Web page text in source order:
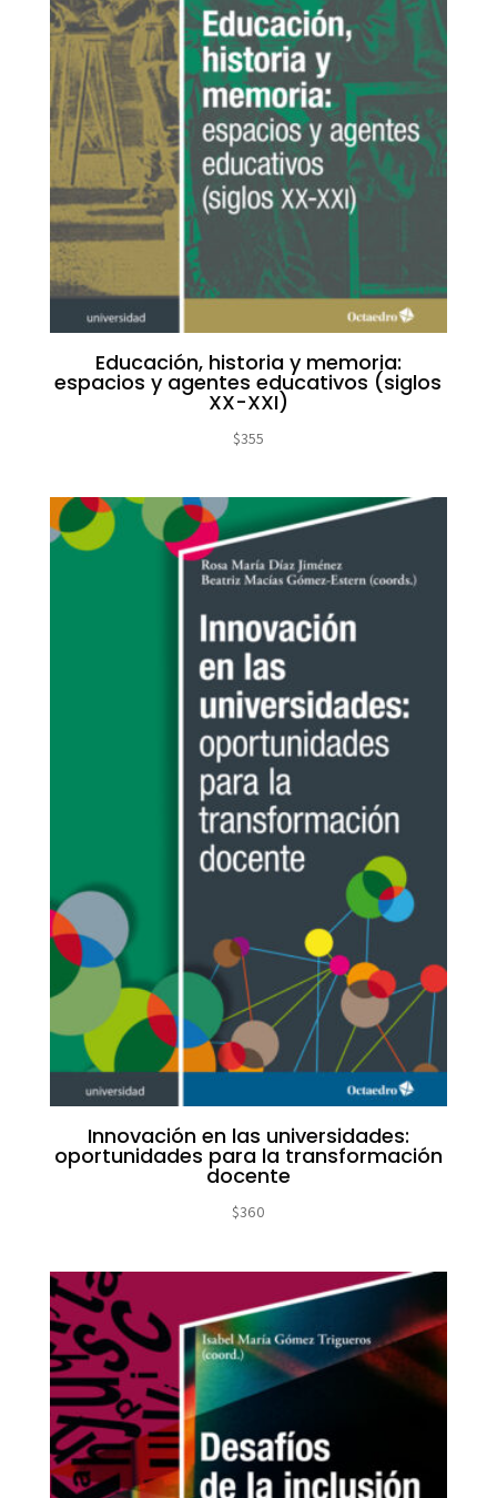
Educación, historia y memoria:
espacios y agentes educativos (siglos
XX-XXI)
$355
Innovación en las universidades:
oportunidades para la transformación
docente
$360